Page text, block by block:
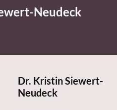
Neudeck
Dr. Kristin Siewert-
Neudeck